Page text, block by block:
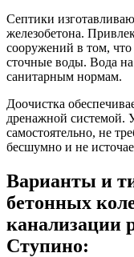
Септики
железобетона.
сооружений в том,
сточные воды. Вода на
санитарным нормам.
Доочистка
дренажной системой.
самостоятельно, не
бесшумно и не
Варианты и
бетонных
канализации
Ступино: